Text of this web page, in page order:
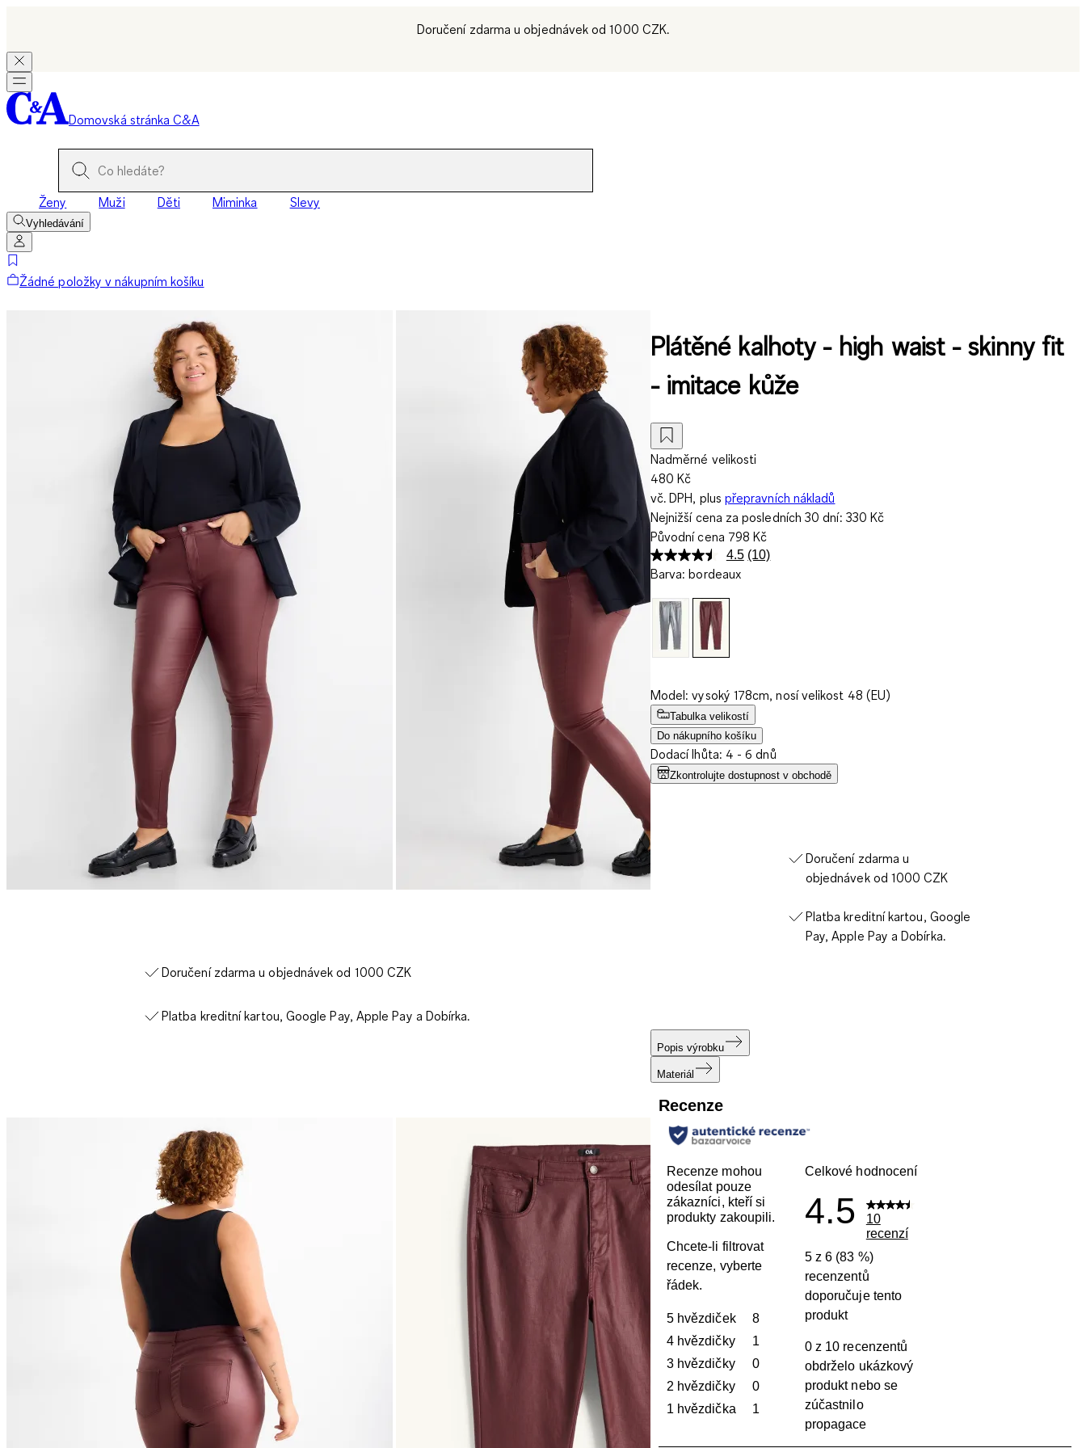
Doručení zdarma u objednávek od 1000 CZK.
Domovská stránka C&A
Ženy Muži Děti Miminka Slevy
Vyhledávání
Žádné položky v nákupním košíku
Doručení zdarma u objednávek od 1000 CZK
Platba kreditní kartou, Google Pay, Apple Pay a Dobírka.
Plátěné kalhoty - high waist - skinny fit
- imitace kůže
Nadměrné velikosti
480 Kč
vč. DPH, plus přepravních nákladů
Nejnižší cena za posledních 30 dní: 330 Kč
Původní cena 798 Kč
4.5 Přečtěte
(10)
Barva: bordeaux
Model: vysoký 178cm, nosí velikost 48 (EU)
Tabulka velikostí
Do nákupního košíku
Dodací lhůta: 4 - 6 dnů
Zkontrolujte dostupnost v obchodě
Doručení zdarma u
objednávek od 1000 CZK
Platba kreditní kartou, Google
Pay, Apple Pay a Dobírka.
Popis výrobku
Materiál
Recenze
Recenze mohou
odesílat pouze
zákazníci, kteří si
produkty zakoupili.
Chcete-li filtrovat
recenze, vyberte
řádek.
5 hvězdičekhvězdičky
8
Počet recenzí s hodnocením 5 hvězdiček: 8.
4 hvězdičkyhvězdičky
1
Počet recenzí s hodnocením 4 hvězdičky: 1.
3 hvězdičkyhvězdičky
0
Počet recenzí s hodnocením 3 hvězdičky: 0.
2 hvězdičkyhvězdičky
0
Počet recenzí s hodnocením 2 hvězdičky: 0.
1 hvězdičkahvězdičky
1
Počet recenzí s hodnocením 1 hvězdička: 1.
Celkové hodnocení
4.5
10
recenzí
5 z 6 (83 %)
recenzentů
doporučuje tento
produkt
0 z 10 recenzentů
obdrželo ukázkový
produkt nebo se
zúčastnilo
propagace